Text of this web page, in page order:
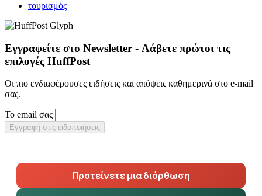
τουρισμός
Εγγραφείτε στο Newsletter - Λάβετε πρώτοι τις
επιλογές HuffPost
Οι πιο ενδιαφέρουσες ειδήσεις και απόψεις καθημερινά στο e-mail
σας.
Το email σας
Εγγραφή στις ειδοποιήσεις
Προτείνετε μια διόρθωση